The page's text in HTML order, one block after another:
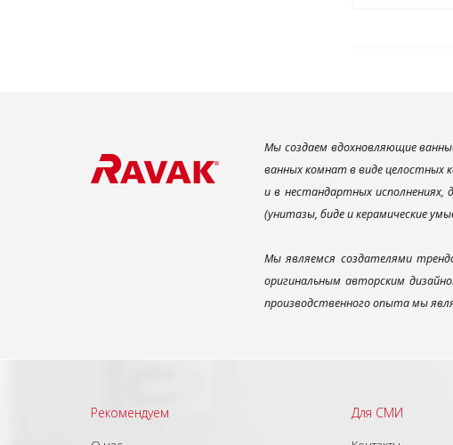
Мы создаем вдохновляющие
ванных комнат в виде целостных
и в нестандартных
(унитазы, биде и керамические
Мы являемся создателями
оригинальным авторским
производственного опыта мы
Рекомендуем Для СМИ